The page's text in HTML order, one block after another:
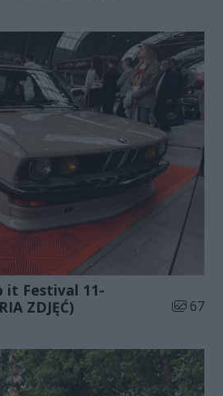
11-
ZDJĘĆ)
Liczba
67